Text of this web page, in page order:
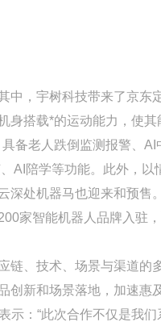
中，宇树科技带来了京
身搭载*的运动能力，使
备老人跌倒监测报警、
AI陪学等功能。此外，
深处机器马也迎来和预售。
家智能机器人品牌入驻
链、技术、场景与渠道
新和场景落地，加速惠
：“此次合作不仅是我